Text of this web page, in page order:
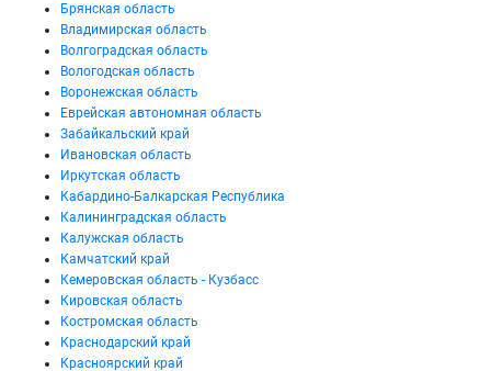
Брянская область
Владимирская область
Волгоградская область
Вологодская область
Воронежская область
Еврейская автономная область
Забайкальский край
Ивановская область
Иркутская область
Кабардино-Балкарская Республика
Калининградская область
Калужская область
Камчатский край
Кемеровская область - Кузбасс
Кировская область
Костромская область
Краснодарский край
Красноярский край